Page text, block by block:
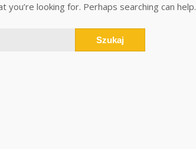
you’re looking for. Perhaps searching can help.